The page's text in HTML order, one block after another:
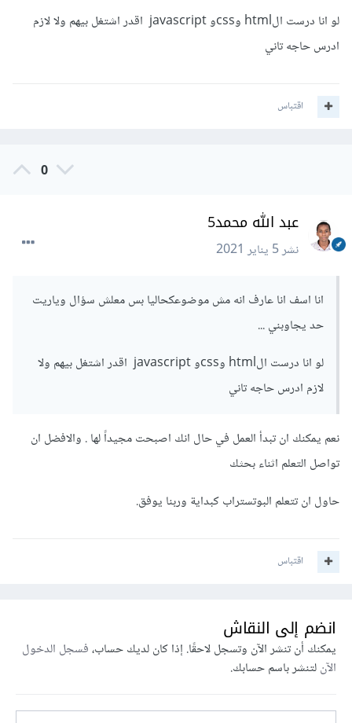
لو انا درست الhtml وcssو javascript اقدر اشتغل بيهم ولا لازم
ادرس حاجه تاني
اقتباس
0
عبد الله محمد5
نشر5 يناير 2021
انا اسف انا عارف انه مش موضوعكحاليا بس معلش سؤال وياريت
حد يجاوبني ...
لو انا درست الhtml وcssو javascript اقدر اشتغل بيهم ولا
لازم ادرس حاجه تاني
نعم يمكنك ان تبدأ العمل في حال انك اصبحت مجيداً لها . والافضل ان
تواصل التعلم اثناء بحثك
حاول ان تتعلم البوتستراب كبداية وربنا يوفق.
اقتباس
انضم إلى النقاش
يمكنك أن تنشر الآن وتسجل لاحقًا. إذا كان لديك حساب،فسجل الدخول
الآنلتنشر باسم حسابك.